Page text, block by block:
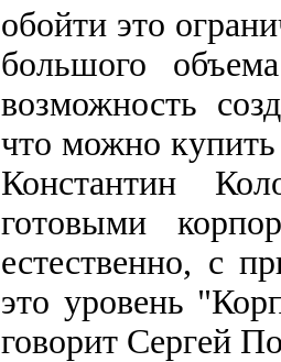
обойти это
большого
возможность
что можно
Константин
готовыми
естественно, с
это уровень
говорит Сергей